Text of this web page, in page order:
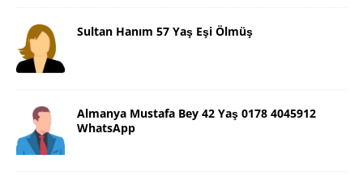
Sultan Hanım 57 Yaş Eşi Ölmüş
Almanya Mustafa Bey 42 Yaş 0178 4045912
WhatsApp